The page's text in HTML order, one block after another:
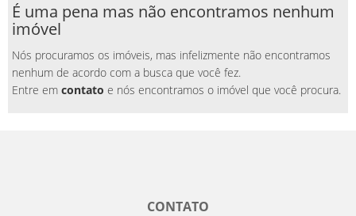
É uma pena mas não encontramos nenhum
imóvel
Nós procuramos os imóveis, mas infelizmente não encontramos
nenhum de acordo com a busca que você fez.
Entre em contato e nós encontramos o imóvel que você procura.
CONTATO